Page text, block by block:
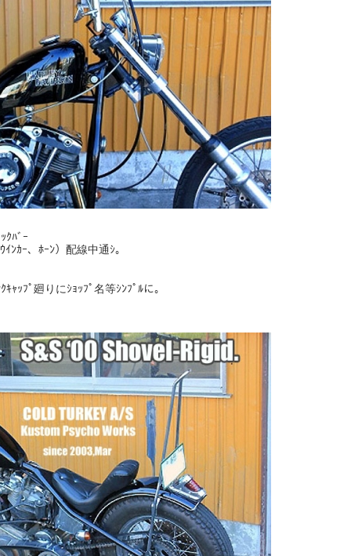
ｸﾊﾞｰ
ｶｰ、ﾎｰﾝ）配線中通ｼ。
ｬｯﾌﾟ廻りにｼｮｯﾌﾟ名等ｼﾝﾌﾟﾙに。